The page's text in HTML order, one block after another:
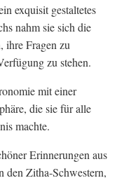
exquisit gestaltetes
nahm sie sich die
ihre Fragen zu
zu stehen.
mit einer
die sie für alle
machte.
Erinnerungen aus
den Zitha-Schwestern,